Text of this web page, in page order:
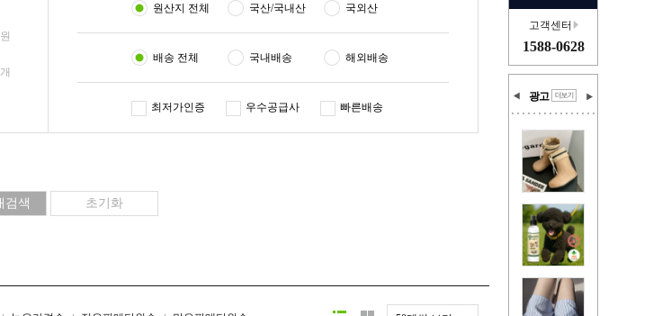
고객센터
1588-0628
광고
원
개
원산지 전체 국산/국내산 국외산
배송 전체 국내배송 해외배송
최저가인증 우수공급사 빠른배송